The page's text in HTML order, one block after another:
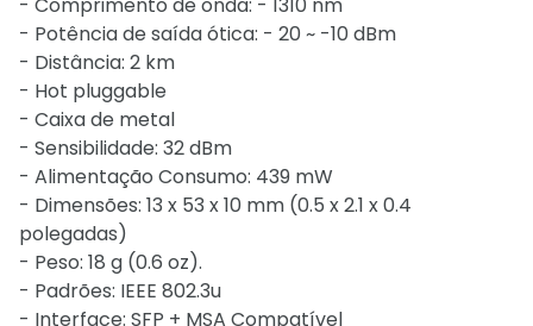
- Potência de saída ótica: - 20 ~ -10 dBm
- Distância: 2 km
- Hot pluggable
- Caixa de metal
- Sensibilidade: 32 dBm
- Alimentação Consumo: 439 mW
- Dimensões: 13 x 53 x 10 mm (0.5 x 2.1 x 0.4
polegadas)
- Peso: 18 g (0.6 oz).
- Padrões: IEEE 802.3u
- Interface: SFP + MSA Compatível